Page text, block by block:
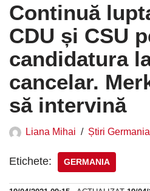
Continuă
CDU și CSU
candidatura
cancelar.
să intervină
Liana Mihai Știri Germania
Etichete: GERMANIA